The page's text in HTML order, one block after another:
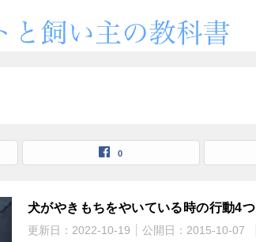
0
犬がやきもちをやいている時の行動4つ
更新日： 2022-10-19 公開日： 2015-10-07